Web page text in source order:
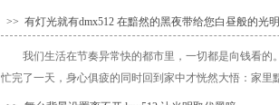
>> 有灯光就有dmx512 在黯然的黑夜带给您白昼般的光明
我们生活在节奏异常快的都市里，一切都是向钱看
忙完了一天，身心俱疲的同时回到家中才恍然大悟：家里